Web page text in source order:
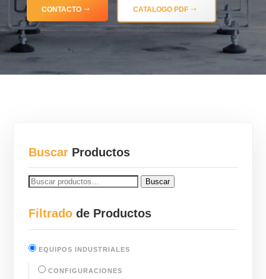
CONTACTO CATALOGO PDF
Buscar Productos
BUSCAR
Buscar
Filtrado de Productos
EQUIPOS INDUSTRIALES
CONFIGURACIONES